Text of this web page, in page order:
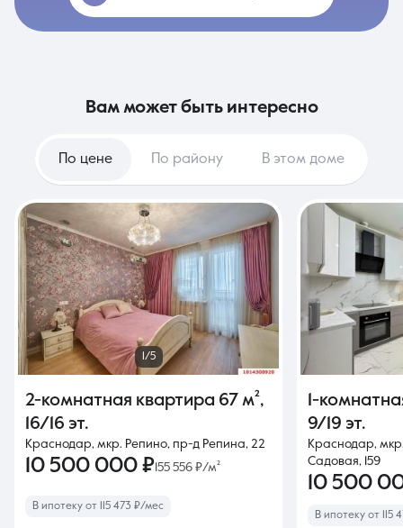
вам может быть интересно
По цене По району В этом доме
1/5
2-комнатная квартира 67 м²,
16/16 эт.
Краснодар, мкр. Репино, пр-д Репина, 22
10 500 000 ₽ 155 556 ₽/м²
В ипотеку от 115 473 ₽/мес
1-
9/19 эт.
Краснодар,
Садовая, 159
10 500
В ипотеку от 115